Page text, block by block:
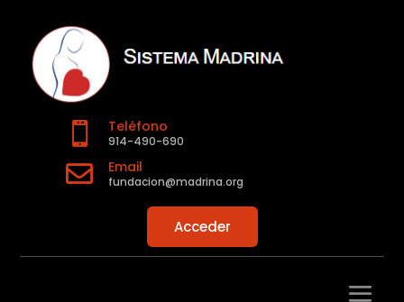
 Teléfono
914-490-690
 Email
fundacion@madrina.org
Acceder